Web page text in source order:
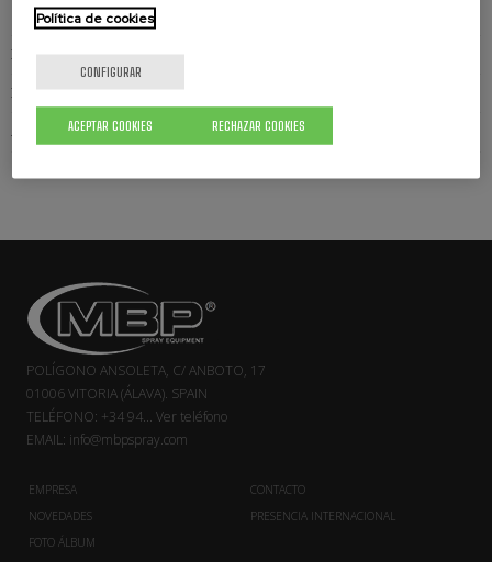
CONJUNTO DE AGITADOR NEUMÁTICO E660 00
MOTORES
ELEVADORES NEUMÁTICOS
ACCESORIOS
POLÍGONO ANSOLETA, C/ ANBOTO, 17
01006 VITORIA (ÁLAVA). SPAIN
TELÉFONO: +34 94... Ver teléfono
EMAIL: info@mbpspray.com
EMPRESA
NOVEDADES
FOTO ÁLBUM
CONTACTO
PRESENCIA INTERNACIONAL
Política de cookies
CONFIGURAR
RECHAZAR COOKIES
ACEPTAR COOKIES